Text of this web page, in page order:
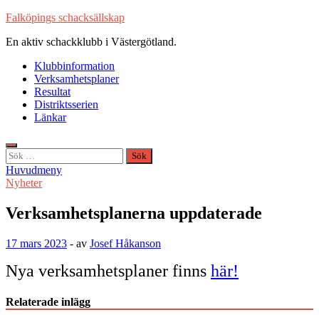
Hoppa
innehåll
Falköpings schacksällskap
En aktiv schackklubb i Västergötland.
Klubbinformation
Verksamhetsplaner
Resultat
Distriktsserien
Länkar
Sök
efter:
Huvudmeny
Nyheter
Verksamhetsplanerna uppdaterade
17 mars 2023 - av Josef Håkanson
Nya verksamhetsplaner finns här!
Relaterade inlägg